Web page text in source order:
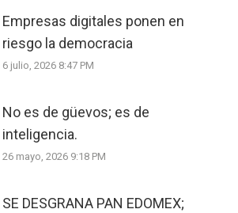
Empresas digitales ponen en
riesgo la democracia
6 julio, 2026 8:47 PM
No es de güevos; es de
inteligencia.
26 mayo, 2026 9:18 PM
SE DESGRANA PAN EDOMEX;